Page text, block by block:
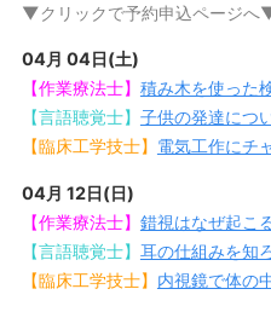
▼クリックで予約申込ページへ
04月 04日(土)
【作業療法士】 積み木を使った
【言語聴覚士】 子供の発達につ
【臨床工学技士】 電気工作にチ
04月 12日(日)
【作業療法士】 錯視はなぜ起こ
【言語聴覚士】 耳の仕組みを知
【臨床工学技士】 内視鏡で体の